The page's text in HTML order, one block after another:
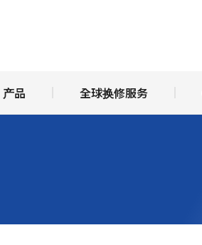
产品 全球换修服务